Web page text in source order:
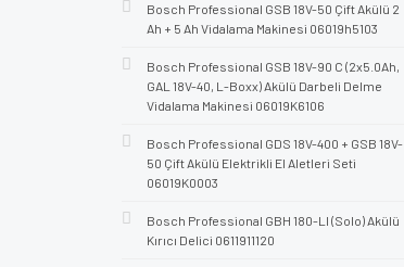
Bosch Professional GSB 18V-50 Çift Akülü 2
Ah + 5 Ah Vidalama Makinesi 06019h5103
Bosch Professional GSB 18V-90 C (2x5.0Ah,
GAL 18V-40, L-Boxx) Akülü Darbeli Delme
Vidalama Makinesi 06019K6106
Bosch Professional GDS 18V-400 + GSB 18V-
50 Çift Akülü Elektrikli El Aletleri Seti
06019K0003
Bosch Professional GBH 180-LI (Solo) Akülü
Kırıcı Delici 0611911120